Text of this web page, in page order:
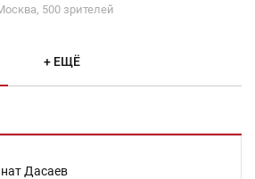
500 зрителей
+ ЕЩЁ
Дасаев